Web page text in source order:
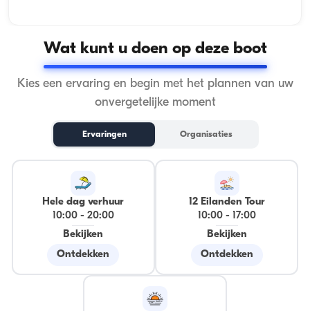
Wat kunt u doen op deze boot
Kies een ervaring en begin met het plannen van uw
onvergetelijke moment
Ervaringen Organisaties
Hele dag verhuur
10:00- 20:00
Bekijken
Ontdekken
12 Eilanden Tour
10:00-
17:00
Bekijken
Ontdekken